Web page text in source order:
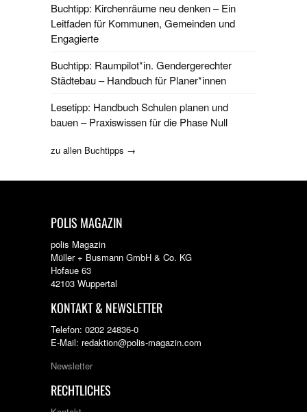
Buchtipp: Kirchenräume neu denken – Ein
Leitfaden für Kommunen, Gemeinden und
Engagierte
Buchtipp: Raumpilot*in. Gendergerechter
Städtebau – Handbuch für Planer*innen
Lesetipp: Handbuch Schulen planen und
bauen – Praxiswissen für die Phase Null
zu allen Buchtipps →
POLIS MAGAZIN
polis Magazin
Müller + Busmann GmbH & Co. KG
Hofaue 63
42103 Wuppertal
KONTAKT & NEWSLETTER
Telefon: 0202 24836-0
E-Mail: redaktion@polis-magazin.com
Newsletter
RECHTLICHES